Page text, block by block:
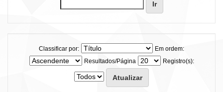
Classificar por:
Em ordem:
Resultados/Página
Registro(s):